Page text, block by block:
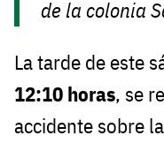
de la colonia
La tarde de este
12:10 horas, se
accidente sobre la